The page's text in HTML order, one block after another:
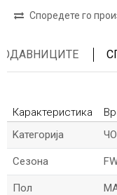
Споредете го
Карактеристика
Kатегорија
Сезона
Пол